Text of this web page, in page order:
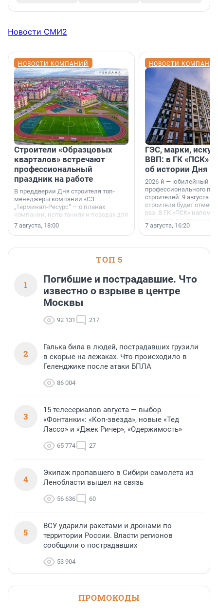
Новости СМИ2
НОВОСТИ КОМПАНИЙ
Строители «Образцовых
кварталов» встречают
профессиональный
праздник на работе
В преддверии Дня строителя топ-
менеджеры компании «СЗ
„Терминал-Ресурс“ — о планах
компании, испытаниях и поводах для
осторожного оптимизма.
7 августа, 18:00
НОВОСТИ
ГЭС, марки,
ВВП: в ГК «ПСК»
об истории Дня
2026-й — юбилейный
профессионального
строителей. 9 августа
строителя будет
раз. В ГК «ПСК»
поменялась роль
7 августа, 16:20
ТОП 5
1
Погибшие и пострадавшие. Что
известно о взрыве в центре
Москвы
92 131 217
2
Галька била в людей, пострадавших грузили
в скорые на лежаках. Что происходило в
Геленджике после атаки БПЛА
86 004
3
15 телесериалов августа — выбор
«Фонтанки»: «Коп-звезда», новые «Тед
Лассо» и «Джек Ричер», «Одержимость»
65 774 27
4
Экипаж пропавшего в Сибири самолета из
Ленобласти вышел на связь
56 636 60
5
ВСУ ударили ракетами и дронами по
территории России. Власти регионов
сообщили о пострадавших
53 904
ПРОМОКОДЫ